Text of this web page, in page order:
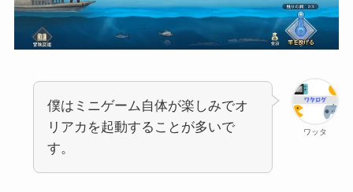
ワッタ
僕はミニゲーム自体が楽しみでオ
リアカを起動することが多いで
す。